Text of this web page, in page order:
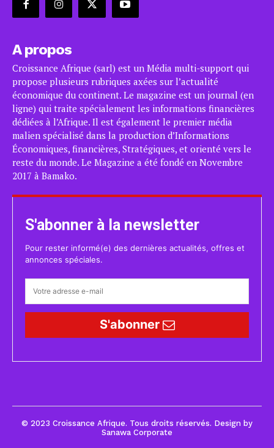
A propos
Croissance Afrique (sarl) est un Média multi-support qui
propose plusieurs rubriques axées sur l’actualité
économique du continent. Le magazine est un journal (en
ligne) qui traite spécialement les informations financières
dédiées à l’Afrique. Il est également le premier média
malien spécialisé dans la production d’Informations
Économiques, financières, Stratégiques, et orienté vers le
reste du monde. Le Magazine a été fondé en Novembre
2017 à Bamako.
S'abonner à la newsletter
Pour rester informé(e) des dernières actualités, offres et
annonces spéciales.
S'abonner
© 2023 Croissance Afrique. Tous droits réservés. Design by
Sanawa Corporate